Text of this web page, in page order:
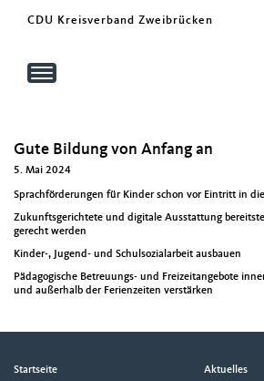
CDU Kreisverband Zweibrücken
Toggle
navigation
Gute Bildung von Anfang an
5. Mai 2024
Sprachförderungen für Kinder schon vor Eintritt in
Zukunftsgerichtete und digitale Ausstattung
gerecht werden
Kinder-, Jugend- und Schulsozialarbeit ausbauen
Pädagogische Betreuungs- und Freizeitangebote
und außerhalb der Ferienzeiten verstärken
Seitenübersicht
Startseite Aktuelles